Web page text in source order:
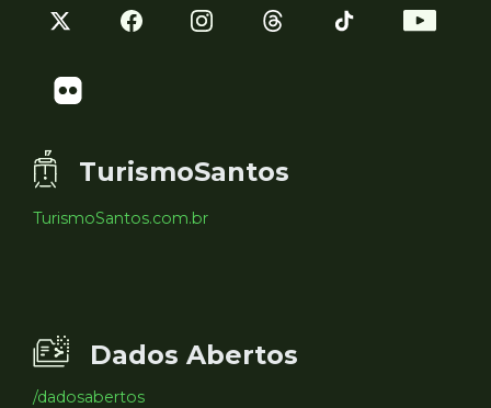
TurismoSantos
TurismoSantos.com.br
Dados Abertos
/dadosabertos